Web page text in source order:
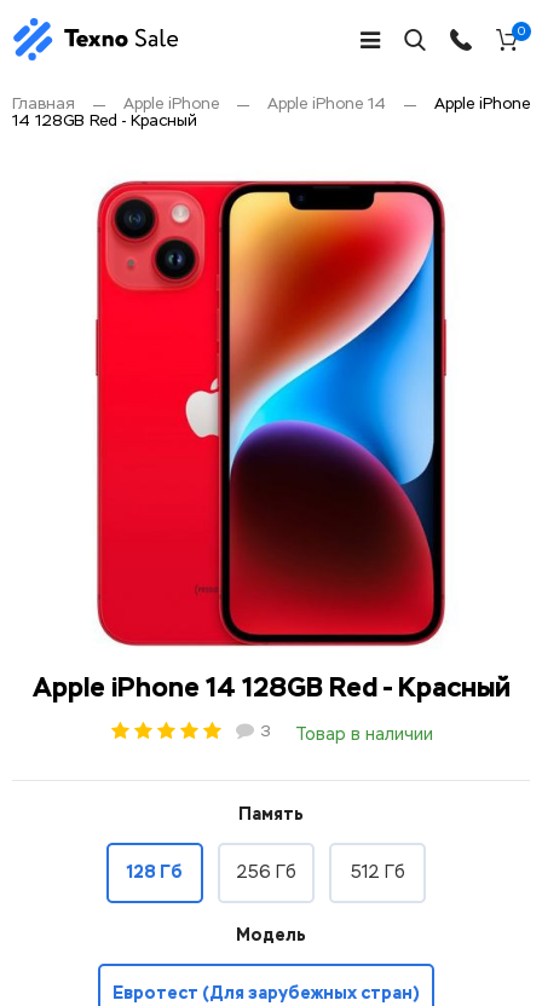
0
Главная Apple iPhone Apple iPhone 14
Apple iPhone
14 128GB Red - Красный
Apple iPhone 14 128GB Red - Красный
3 Товар в наличии
Память
128 Гб 256 Гб 512 Гб
Модель
Евротест (Для зарубежных стран)